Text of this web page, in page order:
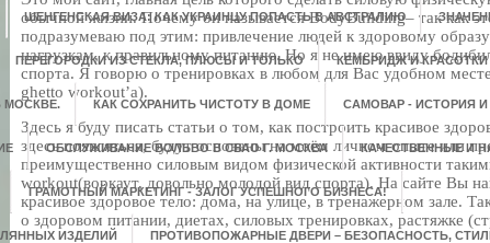
ШЕНГЕНСКАЯ ВИЗА: КАК УКРАИНЦУ ПОПАСТЬ В АВСТРАЛИЮ
ПЕРЕГОРОДКИ ИЗ СТЕКЛА, ПЛЮСЫ И ТОЛЬКО КЕМБРИДЖ И КРАСОТКИ
МОСКВЕ. КАК СОХРАНИТЬ ЧИСТОТУ В ДОМЕ САМОВАР - ИСТОРИЯ И
ОБСЛУЖИВАНИЕ ВОЛЬВО В СВАО Г. МОСКВА КАЧЕСТВЕННЫЕ И
ГРАМОТНЫЙ МАРКЕТИНГ - ЗАЛОГ УСПЕШНОГО БИЗНЕСА!
ИЗДЕЛИЙ ПРОТИВОПОЖАРНЫЕ ДВЕРИ – БЕЗОПАСНОСТЬ,
обычной жизни. Почему он называется BodyBuilding– так как
подразумеваю под этим: привлечение людей к здоровому
нагрузкам, к правильному питанию. Но я не имею ввиду
спорта. Я говорю о тренировках в любом для Вас удобном
ghetto workout’а).
Здесь я буду писать статьи о том, как построить красивое
здесь появляться, будут основаны на моём личном опыте или
преимущественно силовым видом физической активности
workout(воркаут, довольно молодой вид спорта). На сайте Вы
красивое здоровое тело: дома, на улице, в тренажерном зале.
о здоровом питании, диетах, силовых тренировках, растяжке